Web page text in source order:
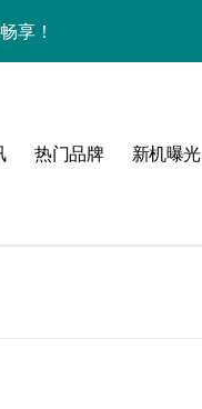
享！
享未来！
亮点热门品牌 新机曝光